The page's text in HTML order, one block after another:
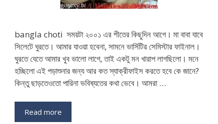
bangla choti সময়টা ২০০১ এর শীতের কিছুদিন আগে। মা বাবা যাবে
সিলেটে ঘুরতে। আমার যাওয়া হবেনা, সামনে ভার্সিটির সেমিস্টার ফাইনাল।
ঘুরতে যেতে আমার খুব ভালো লাগে, তাই একটু মন খারাপ লাগছিলো। মনে
হচ্ছিলো এই পড়াশুনার জন্য আর কত স্যাক্রীফাইস করতে হবে কে জানে?
কিন্তু ছাড়তেওতো পারিনা ভবিষ্যতের কথা ভেবে। আমরা …
Read more